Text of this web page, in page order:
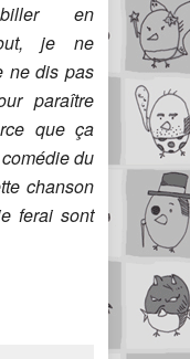
en
je ne
ne dis pas
paraître
que ça
du
chanson
ferai sont